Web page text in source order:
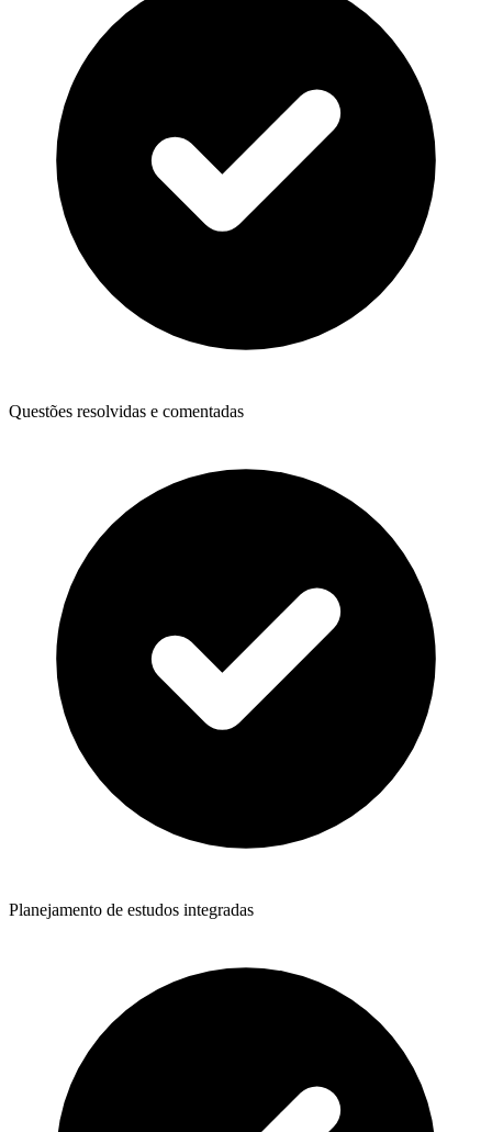
Questões resolvidas e comentadas
Planejamento de estudos integradas